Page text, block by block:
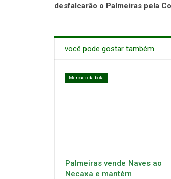
desfalcarão o Palmeiras pela
você pode gostar também
Mercado da bola
Palmeiras vende Naves ao
Necaxa e mantém